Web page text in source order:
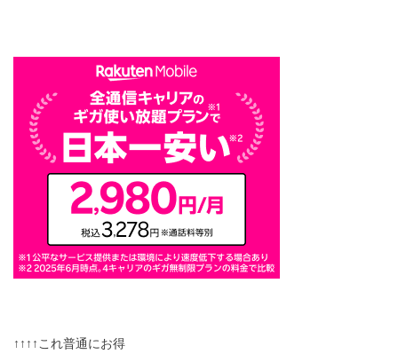
↑↑↑↑これ普通にお得